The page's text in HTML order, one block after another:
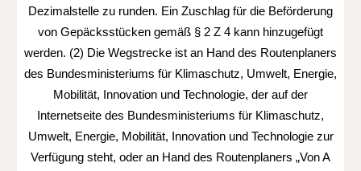
Dezimalstelle zu runden. Ein Zuschlag für die Beförderung
von Gepäcksstücken gemäß § 2 Z 4 kann hinzugefügt
werden. (2) Die Wegstrecke ist an Hand des Routenplaners
des Bundesministeriums für Klimaschutz, Umwelt, Energie,
Mobilität, Innovation und Technologie, der auf der
Internetseite des Bundesministeriums für Klimaschutz,
Umwelt, Energie, Mobilität, Innovation und Technologie zur
Verfügung steht, oder an Hand des Routenplaners „Von A